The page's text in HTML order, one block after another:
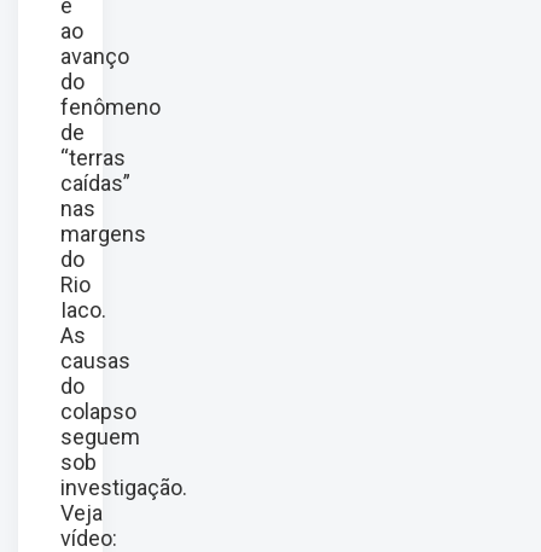
ao
avanço
do
fenômeno
de
“terras
caídas”
nas
margens
do
Rio
Iaco.
As
causas
do
colapso
seguem
sob
investigação.
Veja
vídeo: